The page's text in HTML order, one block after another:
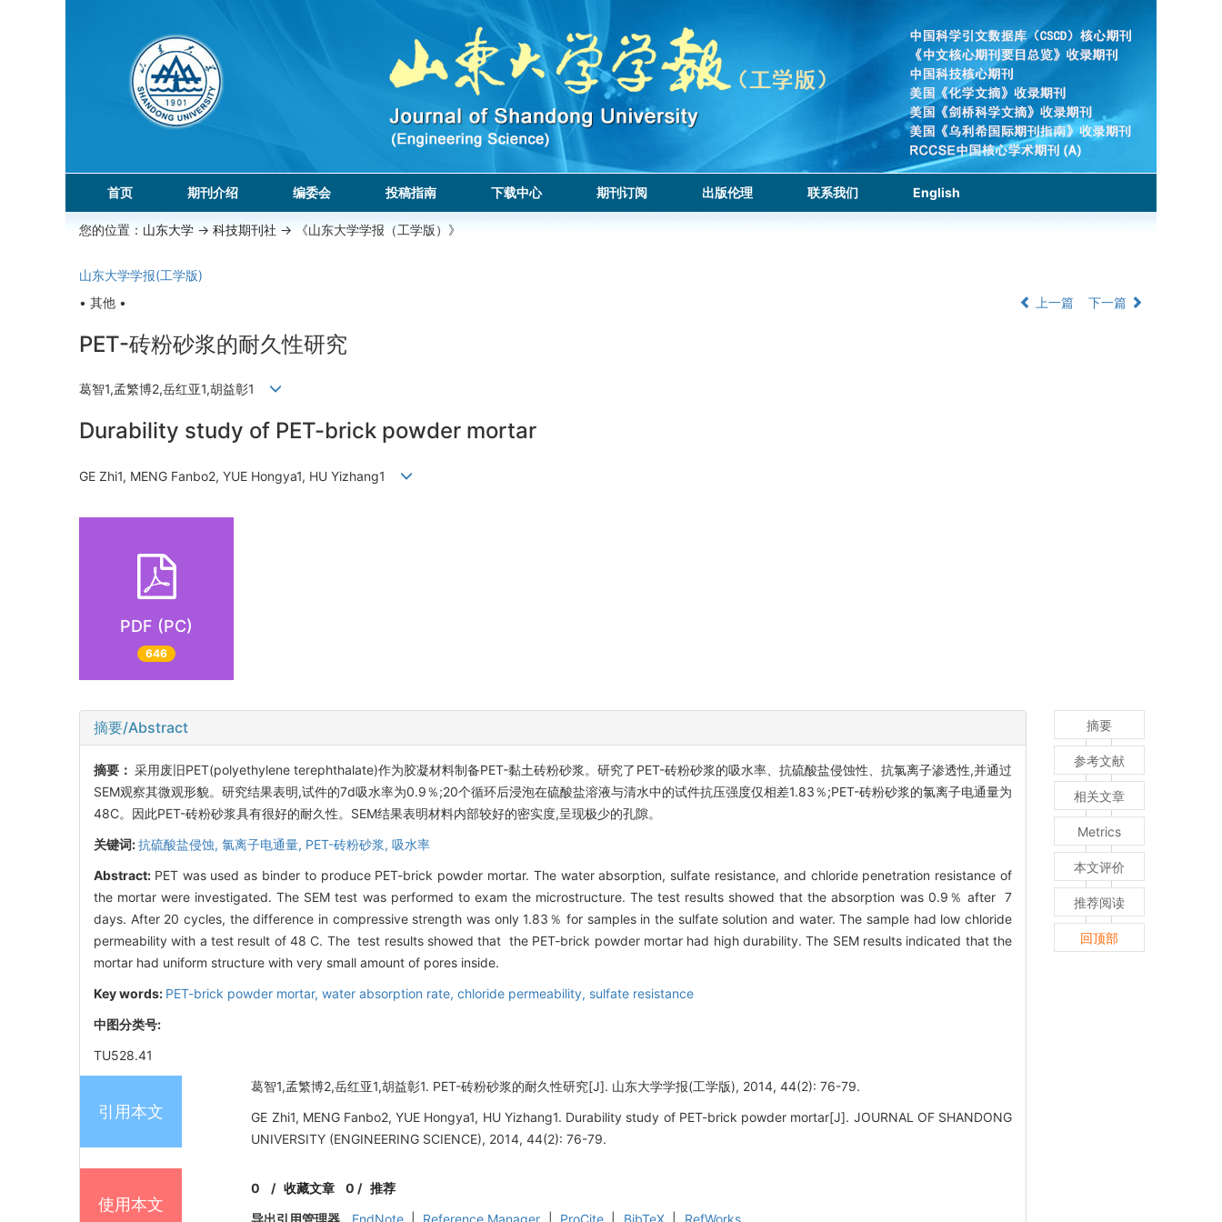
首页 期刊介绍 编委会 投稿指南 下载中心 期刊订阅 出版伦理 联系我们 English
您的位置： 山东大学 -> 科技期刊社 -> 《山东大学学报（工学版）》
山东大学学报(工学版)
• 其他 •
上一篇 下一篇
PET-砖粉砂浆的耐久性研究
葛智1,孟繁博2,岳红亚1,胡益彰1
Durability study of PET-brick powder mortar
GE Zhi1, MENG Fanbo2, YUE Hongya1, HU Yizhang1
PDF (PC)
646
摘要/Abstract
摘要：采用废旧PET(polyethylene terephthalate)作为胶凝材料制备PET-黏土砖粉砂浆。研究了PET-砖粉砂浆的吸水率、抗硫酸盐侵蚀性、抗氯离子渗透性,并通过
SEM观察其微观形貌。研究结果表明,试件的7d吸水率为0.9％;20个循环后浸泡在硫酸盐溶液与清水中的试件抗压强度仅相差1.83％;PET-砖粉砂浆的氯离子电通量为
48C。因此PET-砖粉砂浆具有很好的耐久性。SEM结果表明材料内部较好的密实度,呈现极少的孔隙。
关键词:抗硫酸盐侵蚀, 氯离子电通量, PET-砖粉砂浆, 吸水率
Abstract: PET was used as binder to produce PET-brick powder mortar. The water absorption, sulfate resistance, and chloride penetration resistance of
the mortar were investigated. The SEM test was performed to exam the microstructure. The test results showed that the absorption was 0.9％ after 7
days. After 20 cycles, the difference in compressive strength was only 1.83％ for samples in the sulfate solution and water. The sample had low chloride
permeability with a test result of 48 C. The test results showed that the PET-brick powder mortar had high durability. The SEM results indicated that the
mortar had uniform structure with very small amount of pores inside.
Key words: PET-brick powder mortar, water absorption rate, chloride permeability, sulfate resistance
中图分类号:
TU528.41
引用本文
葛智1,孟繁博2,岳红亚1,胡益彰1. PET-砖粉砂浆的耐久性研究[J]. 山东大学学报(工学版), 2014, 44(2): 76-79.
GE Zhi1, MENG Fanbo2, YUE Hongya1, HU Yizhang1. Durability study of PET-brick powder mortar[J]. JOURNAL OF SHANDONG
UNIVERSITY (ENGINEERING SCIENCE), 2014, 44(2): 76-79.
使用本文
0 /收藏文章 0 / 推荐
摘要
参考文献
相关文章
Metrics
本文评价
推荐阅读
回顶部